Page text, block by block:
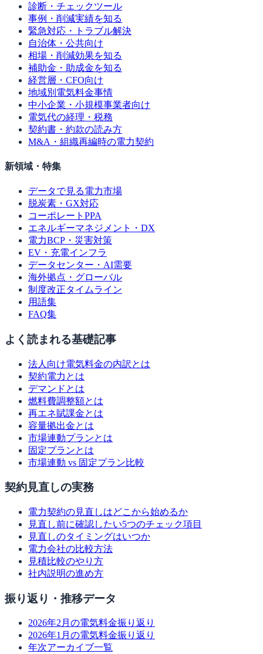
診断・チェックツール
事例・削減実績を知る
緊急対応・トラブル解決
自治体・公共向け
相場・削減効果を知る
補助金・助成金を知る
経営層・CFO向け
地域別電気料金事情
中小企業・小規模事業者向け
電気代の経理・税務
契約書・約款の読み方
M&A・組織再編時の電力契約
新領域・特集
データで見る電力市場
脱炭素・GX対応
コーポレートPPA
エネルギーマネジメント・DX
電力BCP・災害対策
EV・充電インフラ
データセンター・AI需要
海外拠点・グローバル
制度改正タイムライン
用語集
FAQ集
よく読まれる基礎記事
法人向け電気料金の内訳とは
契約電力とは
デマンドとは
燃料費調整額とは
再エネ賦課金とは
容量拠出金とは
市場連動プランとは
固定プランとは
市場連動 vs 固定プラン比較
契約見直しの実務
電力契約の見直しはどこから始めるか
見直し前に確認したい5つのチェック項目
見直しのタイミングはいつか
電力会社の比較方法
見積比較のやり方
社内説明の進め方
振り返り・推移データ
2026年2月の電気料金振り返り
2026年1月の電気料金振り返り
年次アーカイブ一覧